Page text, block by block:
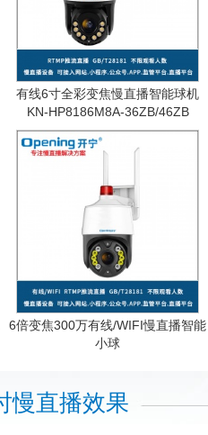
有线6寸全彩变焦慢直播智能球机
KN-HP8186M8A-36ZB/46ZB
6倍变焦300万有线/WIFI慢直播智能
小球
慢直播效果